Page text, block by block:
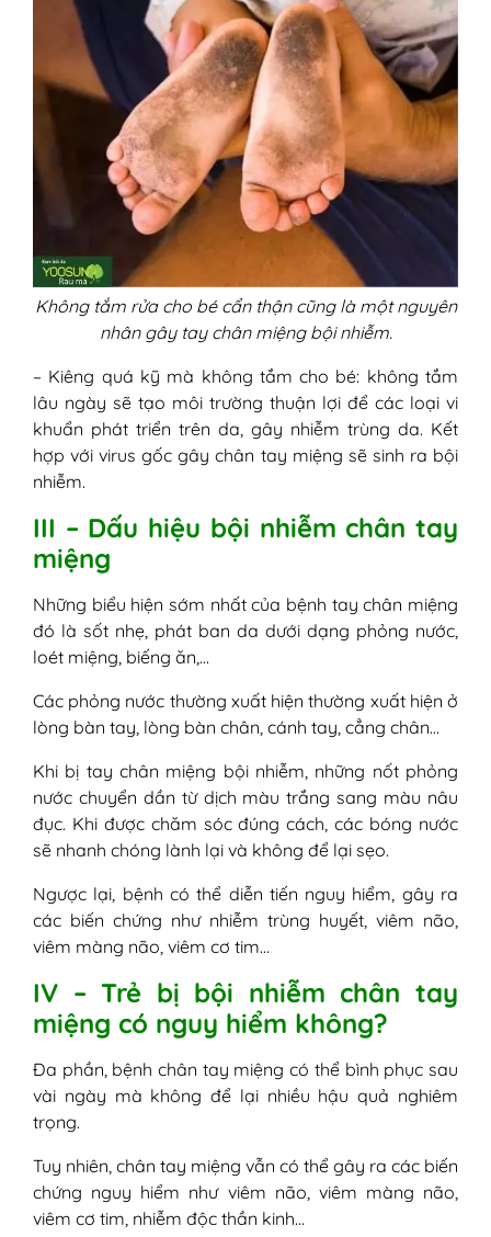
Không tắm rửa cho bé cẩn thận cũng là một nguyên
nhân gây tay chân miệng bội nhiễm.
– Kiêng quá kỹ mà không tắm cho bé: không tắm
lâu ngày sẽ tạo môi trường thuận lợi để các loại vi
khuẩn phát triển trên da, gây nhiễm trùng da. Kết
hợp với virus gốc gây chân tay miệng sẽ sinh ra bội
nhiễm.
III – Dấu hiệu bội nhiễm chân tay
miệng
Những biểu hiện sớm nhất của bệnh tay chân miệng
đó là sốt nhẹ, phát ban da dưới dạng phỏng nước,
loét miệng, biếng ăn,…
Các phỏng nước thường xuất hiện thường xuất hiện ở
lòng bàn tay, lòng bàn chân, cánh tay, cẳng chân…
Khi bị tay chân miệng bội nhiễm, những nốt phỏng
nước chuyển dần từ dịch màu trắng sang màu nâu
đục. Khi được chăm sóc đúng cách, các bóng nước
sẽ nhanh chóng lành lại và không để lại sẹo.
Ngược lại, bệnh có thể diễn tiến nguy hiểm, gây ra
các biến chứng như nhiễm trùng huyết, viêm não,
viêm màng não, viêm cơ tim…
IV – Trẻ bị bội nhiễm chân tay
miệng có nguy hiểm không?
Đa phần, bệnh chân tay miệng có thể bình phục sau
vài ngày mà không để lại nhiều hậu quả nghiêm
trọng.
Tuy nhiên, chân tay miệng vẫn có thể gây ra các biến
chứng nguy hiểm như viêm não, viêm màng não,
viêm cơ tim, nhiễm độc thần kinh…